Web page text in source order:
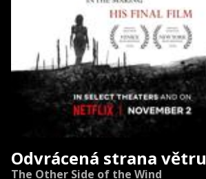
Odvrácená strana větru
The Other Side of the Wind